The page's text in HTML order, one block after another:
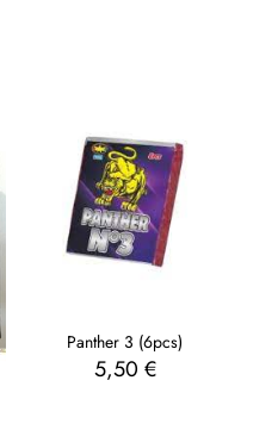
Panther 3 (6pcs)
5,50 €